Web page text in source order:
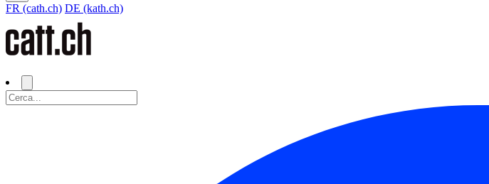
FR (cath.ch) DE (kath.ch)